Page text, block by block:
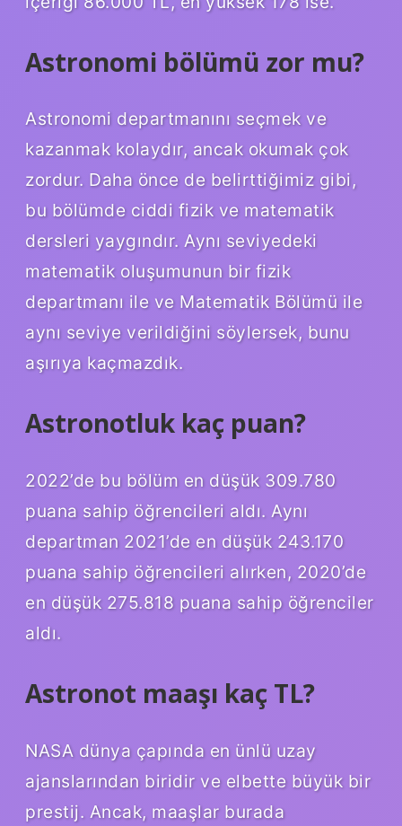
Astronomi bölümü zor mu?
Astronomi departmanını seçmek ve
kazanmak kolaydır, ancak okumak çok
zordur. Daha önce de belirttiğimiz gibi,
bu bölümde ciddi fizik ve matematik
dersleri yaygındır. Aynı seviyedeki
matematik oluşumunun bir fizik
departmanı ile ve Matematik Bölümü ile
aynı seviye verildiğini söylersek, bunu
aşırıya kaçmazdık.
Astronotluk kaç puan?
2022’de bu bölüm en düşük 309.780
puana sahip öğrencileri aldı. Aynı
departman 2021’de en düşük 243.170
puana sahip öğrencileri alırken, 2020’de
en düşük 275.818 puana sahip öğrenciler
aldı.
Astronot maaşı kaç TL?
NASA dünya çapında en ünlü uzay
ajanslarından biridir ve elbette büyük bir
prestij. Ancak, maaşlar burada